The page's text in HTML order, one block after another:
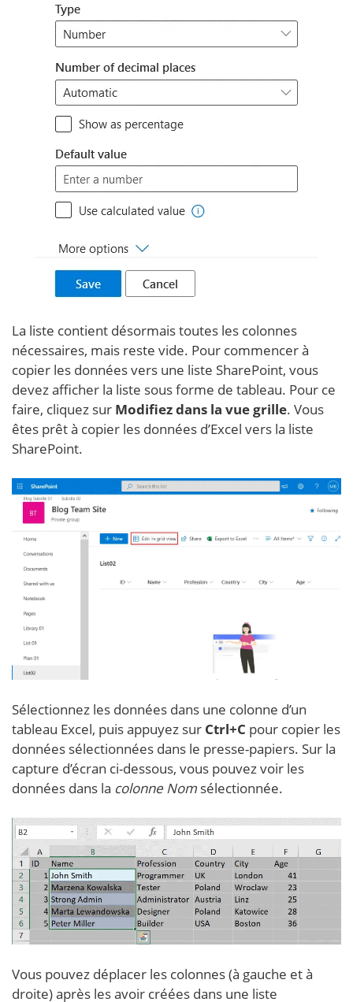
La liste contient désormais toutes les colonnes
nécessaires, mais reste vide. Pour commencer à
copier les données vers une liste SharePoint, vous
devez afficher la liste sous forme de tableau. Pour ce
faire, cliquez sur Modifiez dans la vue grille. Vous
êtes prêt à copier les données d’Excel vers la liste
SharePoint.
Sélectionnez les données dans une colonne d’un
tableau Excel, puis appuyez sur Ctrl+C pour copier les
données sélectionnées dans le presse-papiers. Sur la
capture d’écran ci-dessous, vous pouvez voir les
données dans la colonne Nom sélectionnée.
Vous pouvez déplacer les colonnes (à gauche et à
droite) après les avoir créées dans une liste